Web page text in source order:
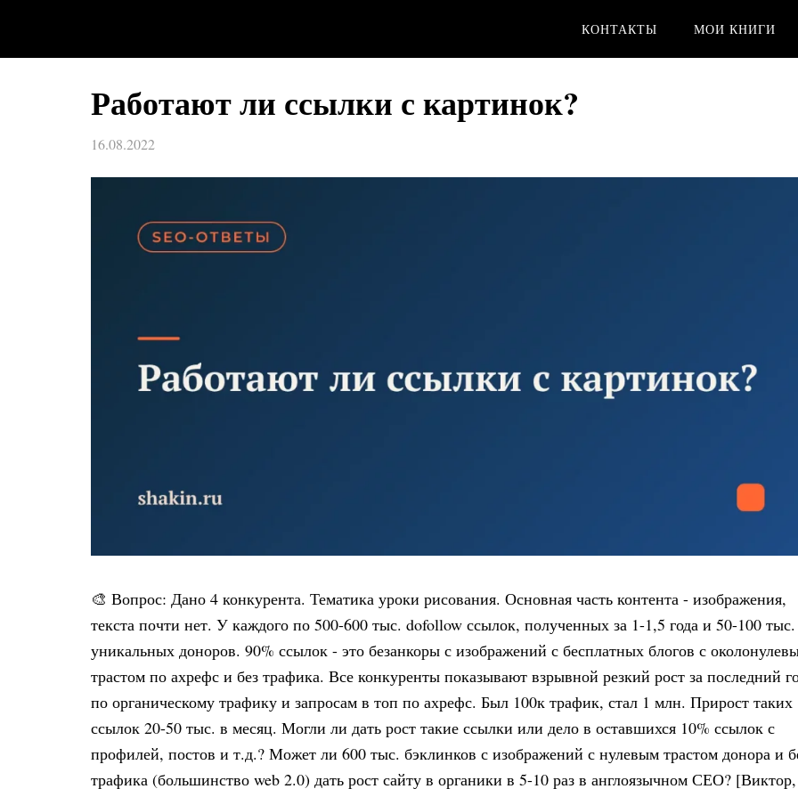
КОНТАКТЫ МОИ КНИГИ
Работают ли ссылки с картинок?
16.08.2022
🎨 Вопрос: Дано 4 конкурента. Тематика уроки рисования. Основная часть контента - изображения,
текста почти нет. У каждого по 500-600 тыс. dofollow ссылок, полученных за 1-1,5 года и 50-100 тыс.
уникальных доноров. 90% ссылок - это безанкоры с изображений с бесплатных блогов с
трастом по ахрефс и без трафика. Все конкуренты показывают взрывной резкий рост за последний
по органическому трафику и запросам в топ по ахрефс. Был 100к трафик, стал 1 млн. Прирост таких
ссылок 20-50 тыс. в месяц. Могли ли дать рост такие ссылки или дело в оставшихся 10% ссылок с
профилей, постов и т.д.? Может ли 600 тыс. бэклинков с изображений с нулевым трастом донора и
трафика (большинство web 2.0) дать рост сайту в органики в 5-10 раз в англоязычном СЕО? [Виктор,